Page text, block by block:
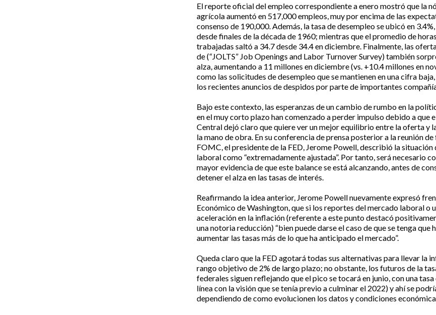
El reporte oficial del empleo correspondiente a enero mostró que la
agrícola aumentó en 517,000 empleos, muy por encima de las
consenso de 190,000. Además, la tasa de desempleo se ubicó en
desde finales de la década de 1960; mientras que el promedio de
trabajadas saltó a 34.7 desde 34.4 en diciembre. Finalmente, las
de (“JOLTS” Job Openings and Labor Turnover Survey) también
alza, aumentando a 11 millones en diciembre (vs. +10.4 millones en
como las solicitudes de desempleo que se mantienen en una cifra
los recientes anuncios de despidos por parte de importantes
Bajo este contexto, las esperanzas de un cambio de rumbo en la
en el muy corto plazo han comenzado a perder impulso debido a que
Central dejó claro que quiere ver un mejor equilibrio entre la oferta y
la mano de obra. En su conferencia de prensa posterior a la reunión
FOMC, el presidente de la FED, Jerome Powell, describió la situación
laboral como “extremadamente ajustada”. Por tanto, será necesario
mayor evidencia de que este balance se está alcanzando, antes de
detener el alza en las tasas de interés.
Reafirmando la idea anterior, Jerome Powell nuevamente expresó
Económico de Washington, que si los reportes del mercado laboral o
aceleración en la inflación (referente a este punto destacó
una notoria reducción) “bien puede darse el caso de que se tenga que
aumentar las tasas más de lo que ha anticipado el mercado”.
Queda claro que la FED agotará todas sus alternativas para llevar la
rango objetivo de 2% de largo plazo; no obstante, los futuros de la
federales siguen reflejando que el pico se tocará en junio, con una tasa
línea con la visión que se tenía previo a culminar el 2022) y ahí se
dependiendo de como evolucionen los datos y condiciones